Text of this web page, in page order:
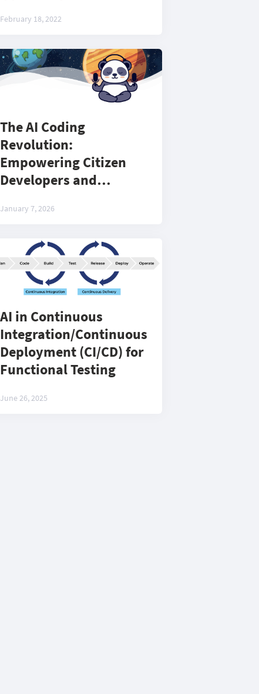
February 18, 2022
The AI Coding
Revolution:
Empowering Citizen
Developers and
Professionals
January 7, 2026
AI in Continuous
Integration/Continuous
Deployment (CI/CD) for
Functional Testing
June 26, 2025